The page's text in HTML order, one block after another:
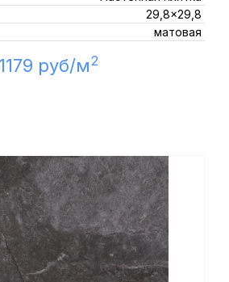
29,8x29,8
матовая
1179 руб/м2